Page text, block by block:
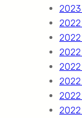
2023
2022
2022
2022
2022
2022
2022
2022